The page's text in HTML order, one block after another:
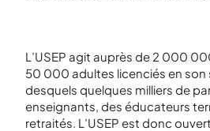
L’USEP agit auprès de 2 000
50 000 adultes licenciés en son
desquels quelques milliers de
enseignants, des éducateurs
retraités. L’USEP est donc